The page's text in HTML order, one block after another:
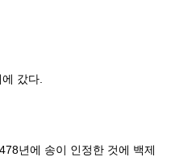
갔다.
년에 송이 인정한 것에 백제